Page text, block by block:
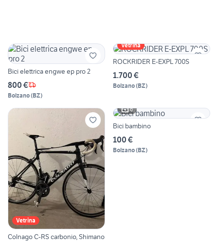
Bici elettrica engwe ep pro 2
800 €
Bolzano(BZ)
Vetrina
ROCKRIDER E-EXPL 700S
1.700 €
Bolzano(BZ)
Vetrina
Colnago C-RS carbonio, Shimano
6
Bici bambino
100 €
Bolzano(BZ)